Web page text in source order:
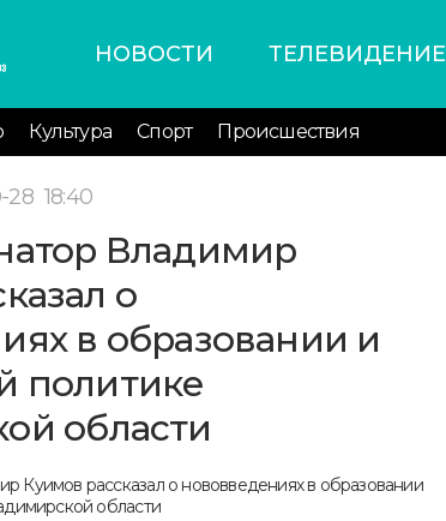
НОВОСТИ ТЕЛЕВИДЕНИЕ
Культура Спорт Происшествия
28 18:40
Владимир
о
в образовании и
политике
области